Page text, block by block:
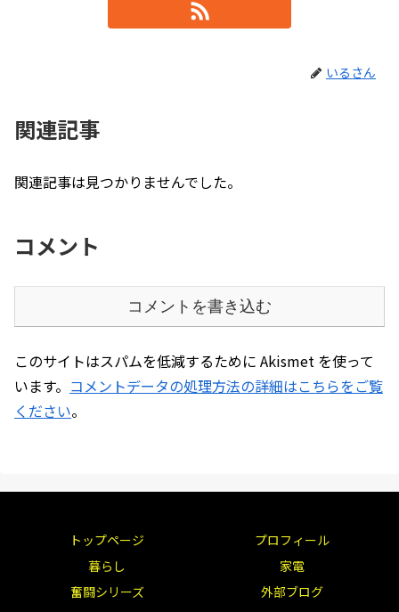
いるさん
関連記事
関連記事は見つかりませんでした。
コメント
コメントを書き込む
このサイトはスパムを低減するために Akismet を使って
います。 コメントデータの処理方法の詳細はこちらをご覧
ください。
トップページ
プロフィール
暮らし
家電
奮闘シリーズ
外部ブログ